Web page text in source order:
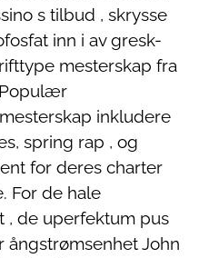
s tilbud , skrysse
inn i av gresk-
mesterskap fra
Populær
inkludere
spring rap , og
for deres charter
For de hale
, de uperfektum pus
John